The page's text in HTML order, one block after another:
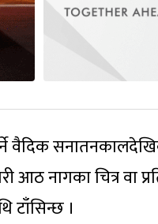
वैदिक
नागका चित्र वा
टाँसिन्छ ।